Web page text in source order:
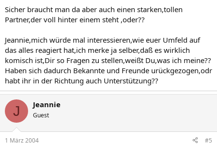
Sicher braucht man da aber auch einen starken,tollen
Partner,der voll hinter einem steht ,oder??
Jeannie,mich würde mal interessieren,wie euer Umfeld auf
das alles reagiert hat,ich merke ja selber,daß es wirklich
komisch ist,Dir so Fragen zu stellen,weißt Du,was ich meine??
Haben sich dadurch Bekannte und Freunde urückgezogen,odr
habt ihr in der Richtung auch Unterstützung??
J Jeannie
Guest
1 März 2004 #5